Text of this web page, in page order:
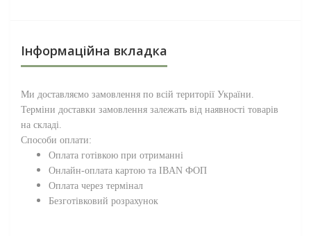
Інформаційна вкладка
Ми доставляємо замовлення по всій території України.
Терміни доставки замовлення залежать від наявності товарів
на складі.
Способи оплати:
Оплата готівкою при отриманні
Онлайн-оплата картою та IBAN ФОП
Оплата через термінал
Безготівковий розрахунок